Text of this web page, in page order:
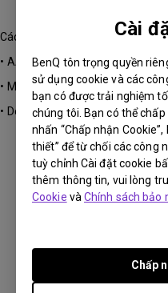
Cài
BenQ tôn trọng quyền
sử dụng cookie và các
bạn có được trải nghiệm
chúng tôi. Bạn có thể
nhấn “Chấp nhận
thiết” để từ chối các công
tuỳ chỉnh Cài đặt cookie
thêm thông tin, vui lòng
Cookie vàChính sách bảo
Chấp
Các định dạng âm thanh hỗ trợ
• AAC-LC & HE-AAC
• MPEG-1 Layers 1, 2, 3
• Dolby Digital, Dolby Digital Plus
Thông tin này